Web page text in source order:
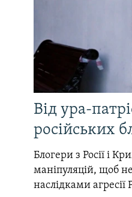
Від ура-
російських
Блогери з Росії і
маніпуляцій, щоб
наслідками